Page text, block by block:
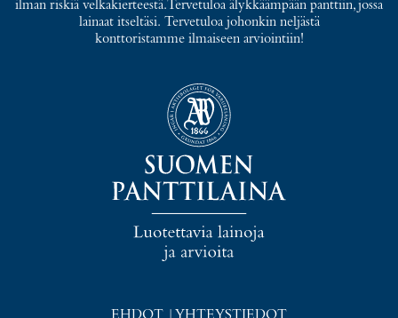
ilman riskiä velkakierteestä. Tervetuloa älykkäämpään panttiin, jossa
lainaat itseltäsi. Tervetuloa johonkin neljästä
konttoristamme ilmaiseen arviointiin!